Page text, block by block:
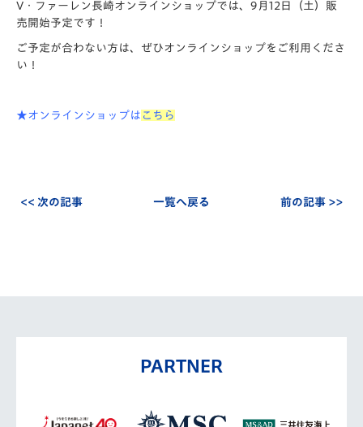
V・ファーレン長崎オンラインショップでは、9月12日（土）販
売開始予定です！
ご予定が合わない方は、ぜひオンラインショップをご利用くださ
い！
★オンラインショップは こちら
<< 次の記事 一覧へ戻る 前の記事 >>
PARTNER